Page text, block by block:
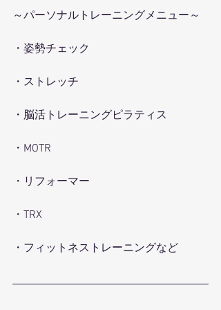
～パーソナルトレーニングメニュー～
・姿勢チェック
・ストレッチ
・脳活トレーニングピラティス
・MOTR
・リフォーマー
・TRX
・フィットネストレーニングなど